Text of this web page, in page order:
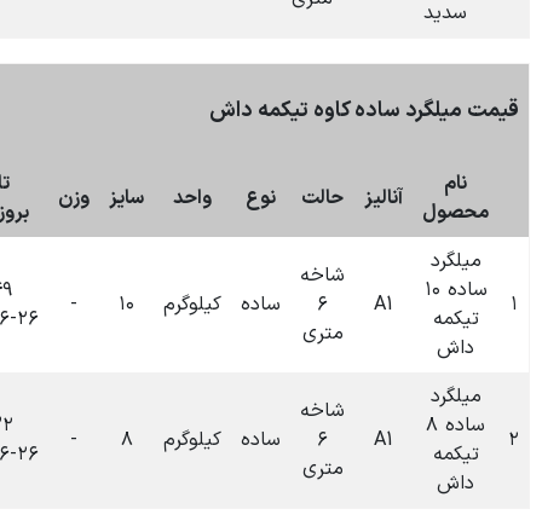
تیکمه داش
نوع واحد سایز وزن
تاریخ
بروزرسانی
قیمت
۶
ساده کیلوگرم ۱۰ -
۰۹:۴۹
۱۴۰۴-۰۶-۲۶
تومان
۶
ساده کیلوگرم ۸ -
۰۹:۳۲
۱۴۰۴-۰۶-۲۶
تومان